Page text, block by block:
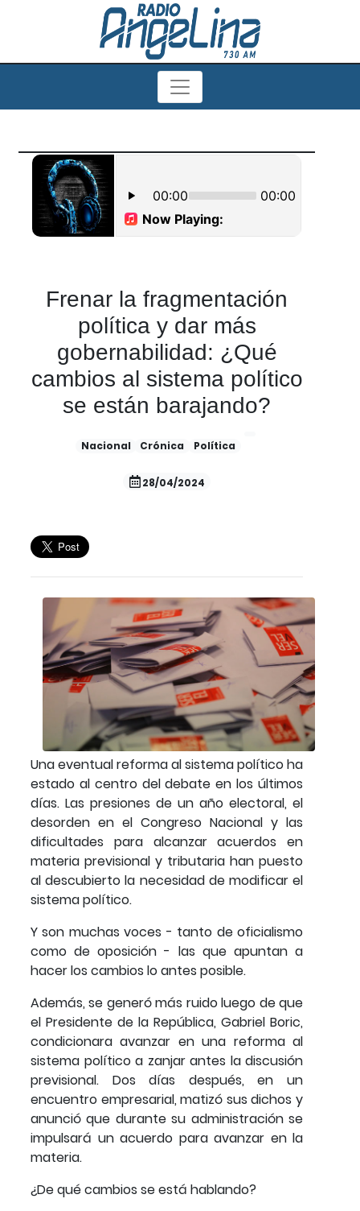
Frenar la fragmentación
política y dar más
gobernabilidad: ¿Qué
cambios al sistema político
se están barajando?
Nacional Crónica Política
28/04/2024
Una eventual reforma al sistema político ha
estado al centro del debate en los últimos
días. Las presiones de un año electoral, el
desorden en el Congreso Nacional y las
dificultades para alcanzar acuerdos en
materia previsional y tributaria han puesto
al descubierto la necesidad de modificar el
sistema político.
Y son muchas voces - tanto de oficialismo
como de oposición - las que apuntan a
hacer los cambios lo antes posible.
Además, se generó más ruido luego de que
el Presidente de la República, Gabriel Boric,
condicionara avanzar en una reforma al
sistema político a zanjar antes la discusión
previsional. Dos días después, en un
encuentro empresarial, matizó sus dichos y
anunció que durante su administración se
impulsará un acuerdo para avanzar en la
materia.
¿De qué cambios se está hablando?